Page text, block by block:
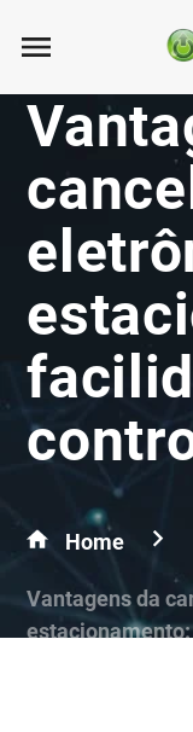
Home
Vantagens da